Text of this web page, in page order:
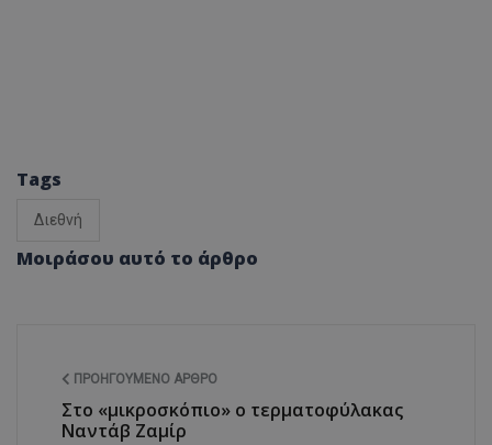
Tags
Διεθνή
Μοιράσου αυτό το άρθρο
ΠΡΟΗΓΟΎΜΕΝΟ ΆΡΘΡΟ
Στο «μικροσκόπιο» ο τερματοφύλακας
Ναντάβ Ζαμίρ